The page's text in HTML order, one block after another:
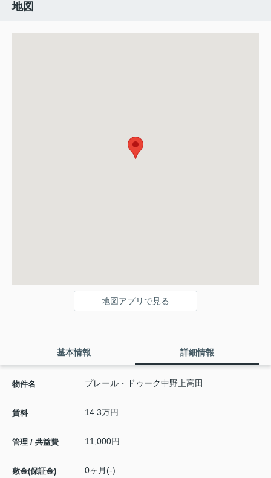
地図
地図アプリで見る
基本情報 詳細情報
物件名 プレール・ドゥーク中野上高田
賃料 14.3万円
管理 / 共益費 11,000円
敷金(保証金) 0ヶ月(-)